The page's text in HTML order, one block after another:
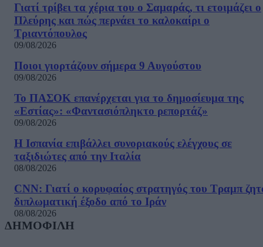
Γιατί τρίβει τα χέρια του ο Σαμαράς, τι ετοιμάζει ο
Πλεύρης και πώς περνάει το καλοκαίρι ο
Τριαντόπουλος
09/08/2026
Ποιοι γιορτάζουν σήμερα 9 Αυγούστου
09/08/2026
Το ΠΑΣΟΚ επανέρχεται για το δημοσίευμα της
«Εστίας»: «Φαντασιόπληκτο ρεπορτάζ»
09/08/2026
Η Ισπανία επιβάλλει συνοριακούς ελέγχους σε
ταξιδιώτες από την Ιταλία
08/08/2026
CNN: Γιατί ο κορυφαίος στρατηγός του Τραμπ
διπλωματική έξοδο από το Ιράν
08/08/2026
ΔΗΜΟΦΙΛΗ